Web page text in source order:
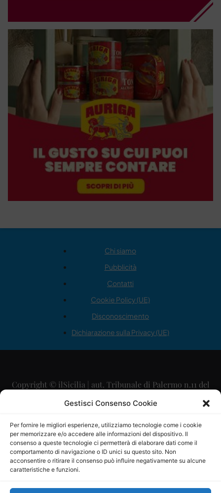
Gestisci Consenso Cookie
Per fornire le migliori esperienze, utilizziamo tecnologie come i cookie
per memorizzare e/o accedere alle informazioni del dispositivo. Il
consenso a queste tecnologie ci permetterà di elaborare dati come il
comportamento di navigazione o ID unici su questo sito. Non
acconsentire o ritirare il consenso può influire negativamente su alcune
caratteristiche e funzioni.
Chi siamo
Pubblicità
Contatti
Cookie Policy (UE)
Disconoscimento
Dichiarazione sulla Privacy (UE)
Copyright © ilSicilia | aut. Tribunale di Palermo n.11 del
29/09/2015
Direttore Editoriale: Maurizio Scaglione
Direttore Responsabile: Maria Calabrese